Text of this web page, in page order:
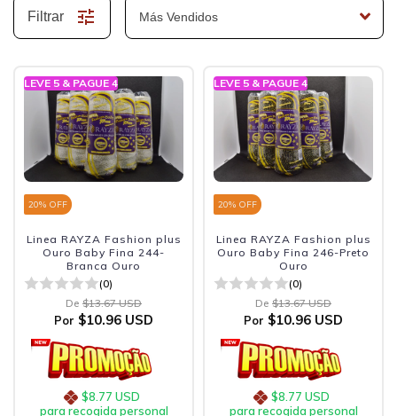
Filtrar
LEVE 5 & PAGUE 4
20% OFF
Linea RAYZA Fashion plus
Ouro Baby Fina 244-
Branca Ouro
(0)
De $13.67 USD
Por $10.96 USD
$8.77 USD
para recogida personal
LEVE 5 & PAGUE 4
20% OFF
Linea RAYZA Fashion plus
Ouro Baby Fina 246-Preto
Ouro
(0)
De $13.67 USD
Por $10.96 USD
$8.77 USD
para recogida personal